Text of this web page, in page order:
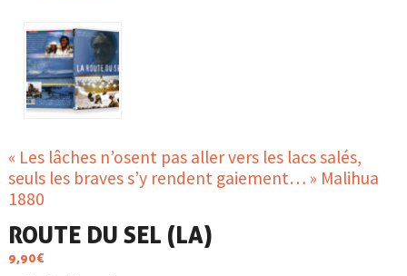
« Les lâches n’osent pas aller vers les lacs salés,
seuls les braves s’y rendent gaiement… » Malihua
1880
ROUTE DU SEL (LA)
9,90€